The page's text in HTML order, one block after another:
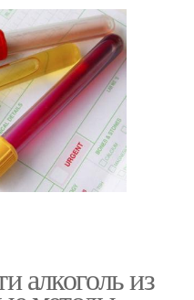
алкоголь из